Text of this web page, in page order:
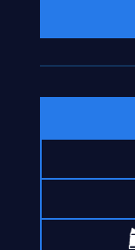
CONTACT